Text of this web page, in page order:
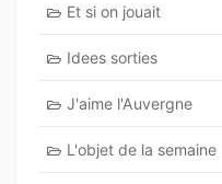
Et si on jouait
Idees sorties
J'aime l'Auvergne
L'objet de la semaine